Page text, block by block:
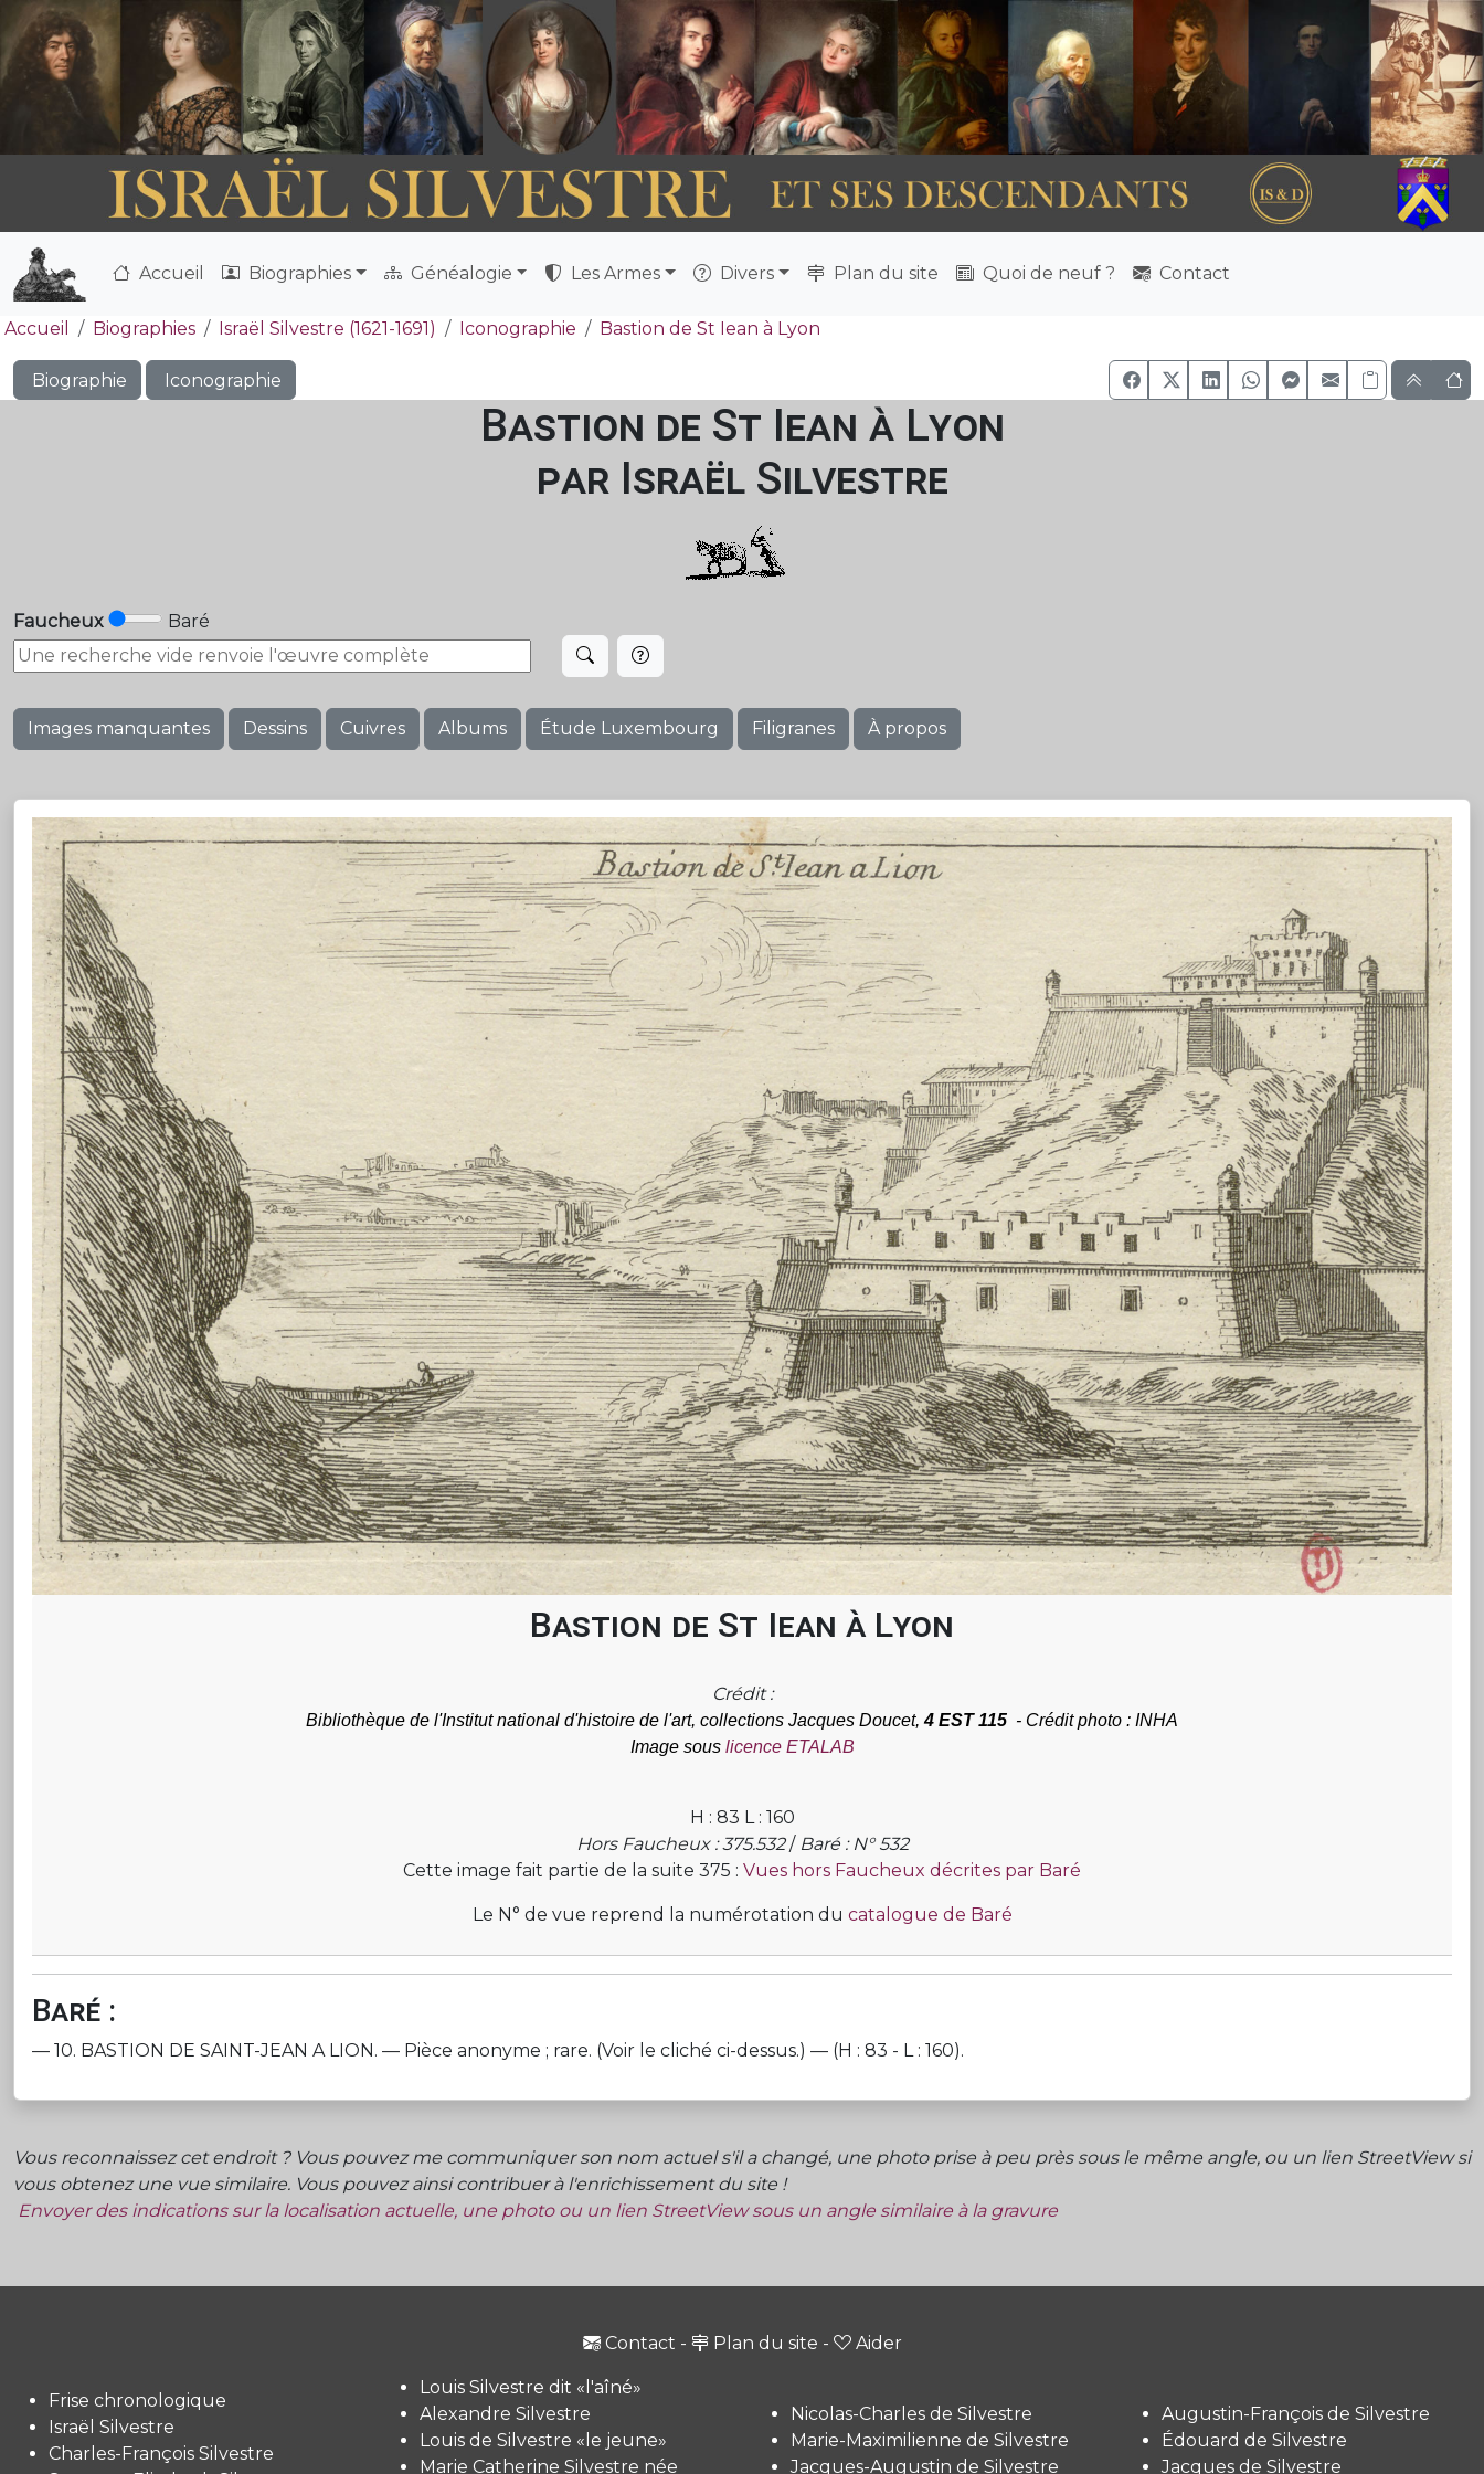
Accueil Biographies Généalogie Les Armes Divers Plan du site Quoi de neuf ? Contact
Accueil Biographies Israël Silvestre (1621-1691) Iconographie Bastion de St Iean à Lyon
Biographie Iconographie
Bastion de St Iean à Lyon
par Israël Silvestre
Faucheux Baré
Images manquantes Dessins Cuivres Albums Étude Luxembourg Filigranes À propos
Bastion de St Iean à Lyon
Crédit :
Bibliothèque de l'Institut national d'histoire de l'art, collections Jacques Doucet, 4 EST 115 - Crédit photo : INHA
Image sous licence ETALAB
H : 83 L : 160
Hors Faucheux : 375.532/ Baré : N° 532
Cette image fait partie de la suite 375 : Vues hors Faucheux décrites par Baré
Le N° de vue reprend la numérotation du catalogue de Baré
Baré :
— 10. BASTION DE SAINT-JEAN A LION. — Pièce anonyme ; rare. (Voir le cliché ci-dessus.) — (H : 83 - L : 160).
Vous reconnaissez cet endroit ? Vous pouvez me communiquer son nom actuel s'il a changé, une photo prise à peu près sous le même angle, ou un lien StreetView si
vous obtenez une vue similaire. Vous pouvez ainsi contribuer à l'enrichissement du site !
Envoyer des indications sur la localisation actuelle, une photo ou un lien StreetView sous un angle similaire à la gravure
Contact - Plan du site - Aider
Frise chronologique
Israël Silvestre
Charles-François Silvestre
Louis Silvestre dit «l'aîné»
Alexandre Silvestre
Louis de Silvestre «le jeune»
Marie Catherine Silvestre née
Nicolas-Charles de Silvestre
Marie-Maximilienne de Silvestre
Jacques-Augustin de Silvestre
Augustin-François de Silvestre
Édouard de Silvestre
Jacques de Silvestre